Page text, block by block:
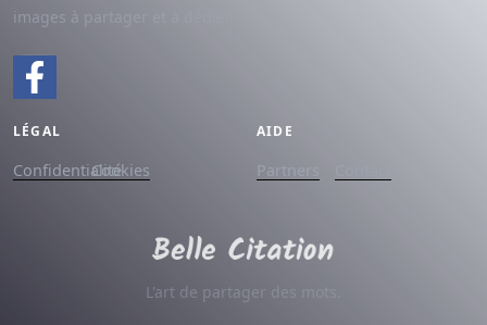
images à partager et à dédier.
LÉGAL
ConfidentialitéCookies
AIDE
Partners
L'art de partager des mots.